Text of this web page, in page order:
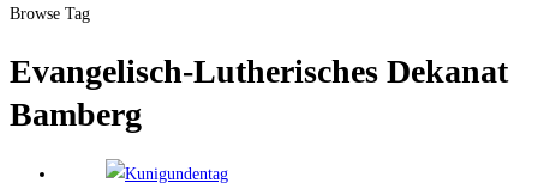
Browse Tag
Evangelisch-Lutherisches Dekanat
Bamberg